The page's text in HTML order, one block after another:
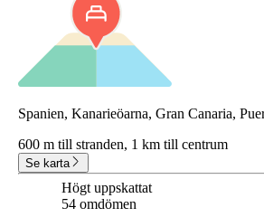
Spanien, Kanarieöarna, Gran Canaria,
600 m till stranden, 1 km till centrum
Se karta
Högt uppskattat
54 omdömen